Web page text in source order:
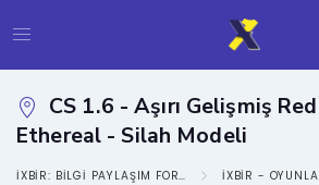
CS 1.6 - Aşırı Gelişmiş
Ethereal - Silah Modeli
IXBIR: BILGI PAYLAŞIM FORUMU